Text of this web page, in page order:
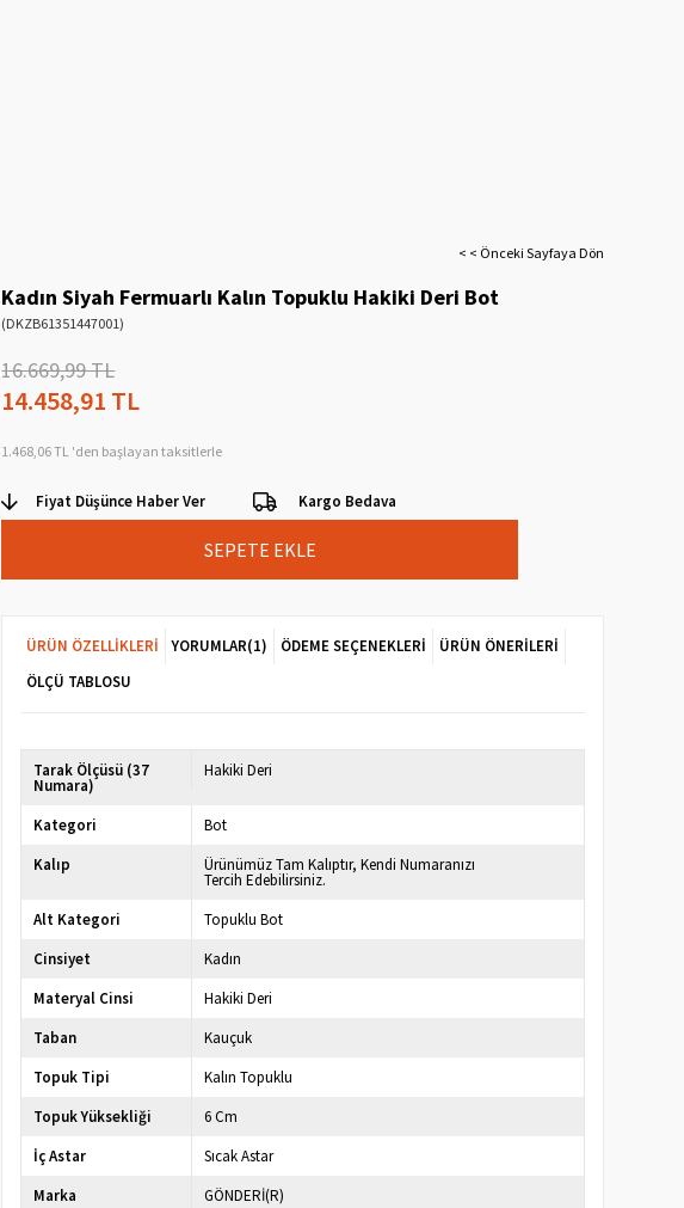
< < Önceki Sayfaya Dön
Kadın Siyah Fermuarlı Kalın Topuklu Hakiki Deri Bot
(DKZB61351447001)
16.669,99 TL
14.458,91 TL
1.468,06 TL 'den başlayan taksitlerle
Fiyat Düşünce Haber Ver Kargo Bedava
ÜRÜN ÖZELLIKLERI YORUMLAR(1) ÖDEME SEÇENEKLERI
ÜRÜN ÖNERILERI
ÖLÇÜ TABLOSU
Tarak Ölçüsü (37
Numara)
Hakiki Deri
Kategori
Bot
Kalıp
Ürünümüz Tam Kalıptır, Kendi Numaranızı
Tercih Edebilirsiniz.
Alt Kategori
Topuklu Bot
Cinsiyet
Kadın
Materyal Cinsi
Hakiki Deri
Taban
Kauçuk
Topuk Tipi
Kalın Topuklu
Topuk Yüksekliği
6 Cm
İç Astar
Sıcak Astar
Marka
GÖNDERİ(R)